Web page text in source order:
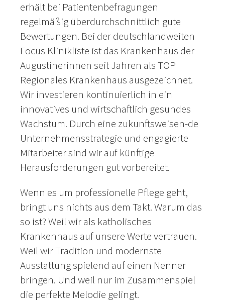
erhält bei Patientenbefragungen
regelmäßig überdurchschnittlich gute
Bewertungen. Bei der deutschlandweiten
Focus Klinikliste ist das Krankenhaus der
Augustinerinnen seit Jahren als TOP
Regionales Krankenhaus ausgezeichnet.
Wir investieren kontinuierlich in ein
innovatives und wirtschaftlich gesundes
Wachstum. Durch eine zukunftsweisen-de
Unternehmensstrategie und engagierte
Mitarbeiter sind wir auf künftige
Herausforderungen gut vorbereitet.
Wenn es um professionelle Pflege geht,
bringt uns nichts aus dem Takt. Warum das
so ist? Weil wir als katholisches
Krankenhaus auf unsere Werte vertrauen.
Weil wir Tradition und modernste
Ausstattung spielend auf einen Nenner
bringen. Und weil nur im Zusammenspiel
die perfekte Melodie gelingt.